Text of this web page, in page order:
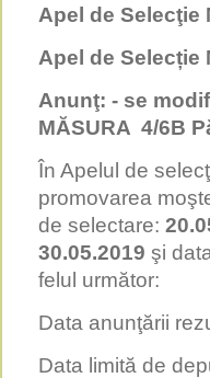
Apel de Selecţie
Apel de Selecție
Anunţ: - se
MĂSURA 4/6B
În Apelul de
promovarea
de selectare:
30.05.2019şi
felul următor:
Data anunţării
Data limită de